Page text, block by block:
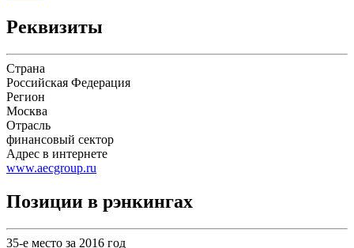
Реквизиты
Страна
Российская Федерация
Регион
Москва
Отрасль
финансовый сектор
Адрес в интернете
www.aecgroup.ru
Позиции в рэнкингах
35-е место за 2016 год